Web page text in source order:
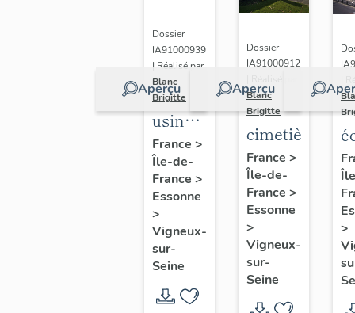
Mousseau
Aperçu
Dossier
IA91000939
| Réalisé par
Blanc
Brigitte
usine
de
construction
navale
de la
Compagnie
des
Sablières
de la
France >
Île-de-
France >
Essonne
>
Vigneux-
sur-
Seine
Aperçu
Dossier
IA91000912
Blanc
Brigitte
cimetière
France >
Île-de-
France >
Essonne
>
Vigneux-
sur-
Seine
>